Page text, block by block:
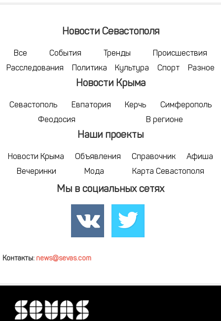
Новости Севастополя
Все События Тренды
Происшествия
Расследования
Политика Культура Спорт Разное
Новости Крыма
Севастополь Евпатория Керчь
Симферополь
Феодосия
В регионе
Наши проекты
Новости Крыма Объявления Справочник
Афиша
Вечеринки
Мода Карта Севастополя
Мы в социальных сетях
Контакты: news@sevas.com